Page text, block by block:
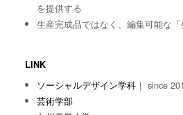
を提供する
生産完成品ではなく、編集可能な
LINK
ソーシャルデザイン学科 ｜ since
芸術学部